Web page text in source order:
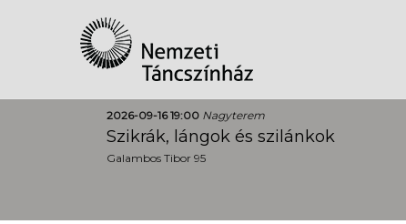
2026-09-16 19:00 Nagyterem
Szikrák, lángok és szilánkok
Galambos Tibor 95